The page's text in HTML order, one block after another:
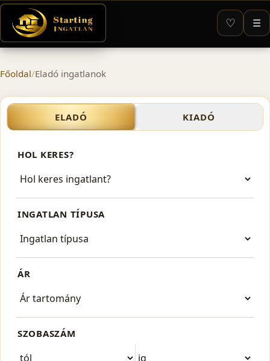
♡ ☰
Főoldal/Eladó ingatlanok
Eladó ingatlanok Budapest
ELADÓ KIADÓ
HOL KERES?
INGATLAN TÍPUSA
ÁR
SZOBASZÁM